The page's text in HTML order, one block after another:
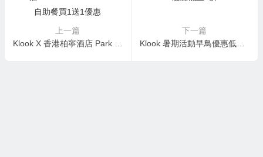
上一篇
下一篇
Klook 暑期活動早鳥優惠低至8折